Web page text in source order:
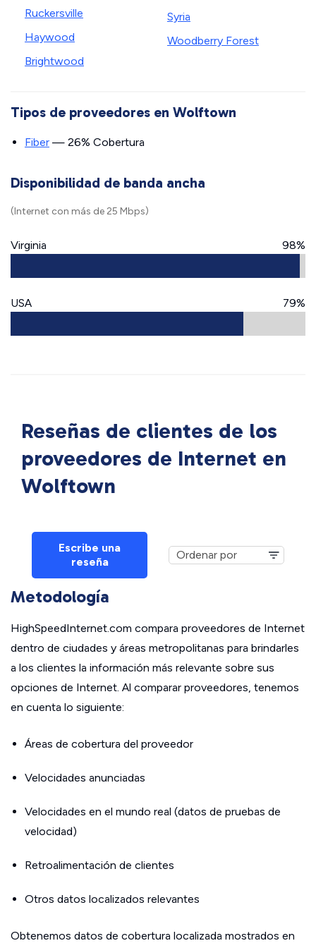
Ruckersville
Haywood
Brightwood
Syria
Woodberry Forest
Tipos de proveedores en Wolftown
Fiber — 26% Cobertura
Disponibilidad de banda ancha
(Internet con más de 25 Mbps)
Virginia 98%
USA 79%
Reseñas de clientes de los
proveedores de Internet en
Wolftown
Escribe una
reseña
Metodología
HighSpeedInternet.com compara proveedores de Internet
dentro de ciudades y áreas metropolitanas para brindarles
a los clientes la información más relevante sobre sus
opciones de Internet. Al comparar proveedores, tenemos
en cuenta lo siguiente:
Áreas de cobertura del proveedor
Velocidades anunciadas
Velocidades en el mundo real (datos de pruebas de
velocidad)
Retroalimentación de clientes
Otros datos localizados relevantes
Obtenemos datos de cobertura localizada mostrados en